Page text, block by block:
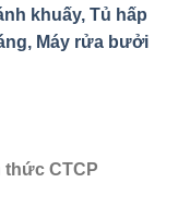
khuấy, Tủ hấp
Máy rửa bưởi
thức CTCP